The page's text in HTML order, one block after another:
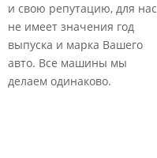
и свою репутацию, для нас
не имеет значения год
выпуска и марка Вашего
авто. Все машины мы
делаем одинаково.​